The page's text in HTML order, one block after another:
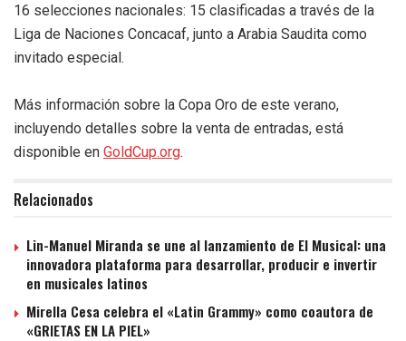
16 selecciones nacionales: 15 clasificadas a través de la
Liga de Naciones Concacaf, junto a Arabia Saudita como
invitado especial.
Más información sobre la Copa Oro de este verano,
incluyendo detalles sobre la venta de entradas, está
disponible en GoldCup.org.
Relacionados
Lin-Manuel Miranda se une al lanzamiento de El Musical: una
innovadora plataforma para desarrollar, producir e invertir
en musicales latinos
Mirella Cesa celebra el «Latin Grammy» como coautora de
«GRIETAS EN LA PIEL»